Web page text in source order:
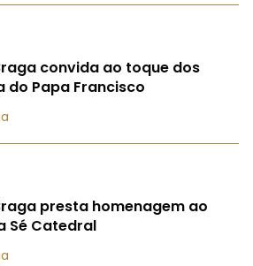
convida ao toque dos
do Papa Francisco
presta homenagem ao
Sé Catedral